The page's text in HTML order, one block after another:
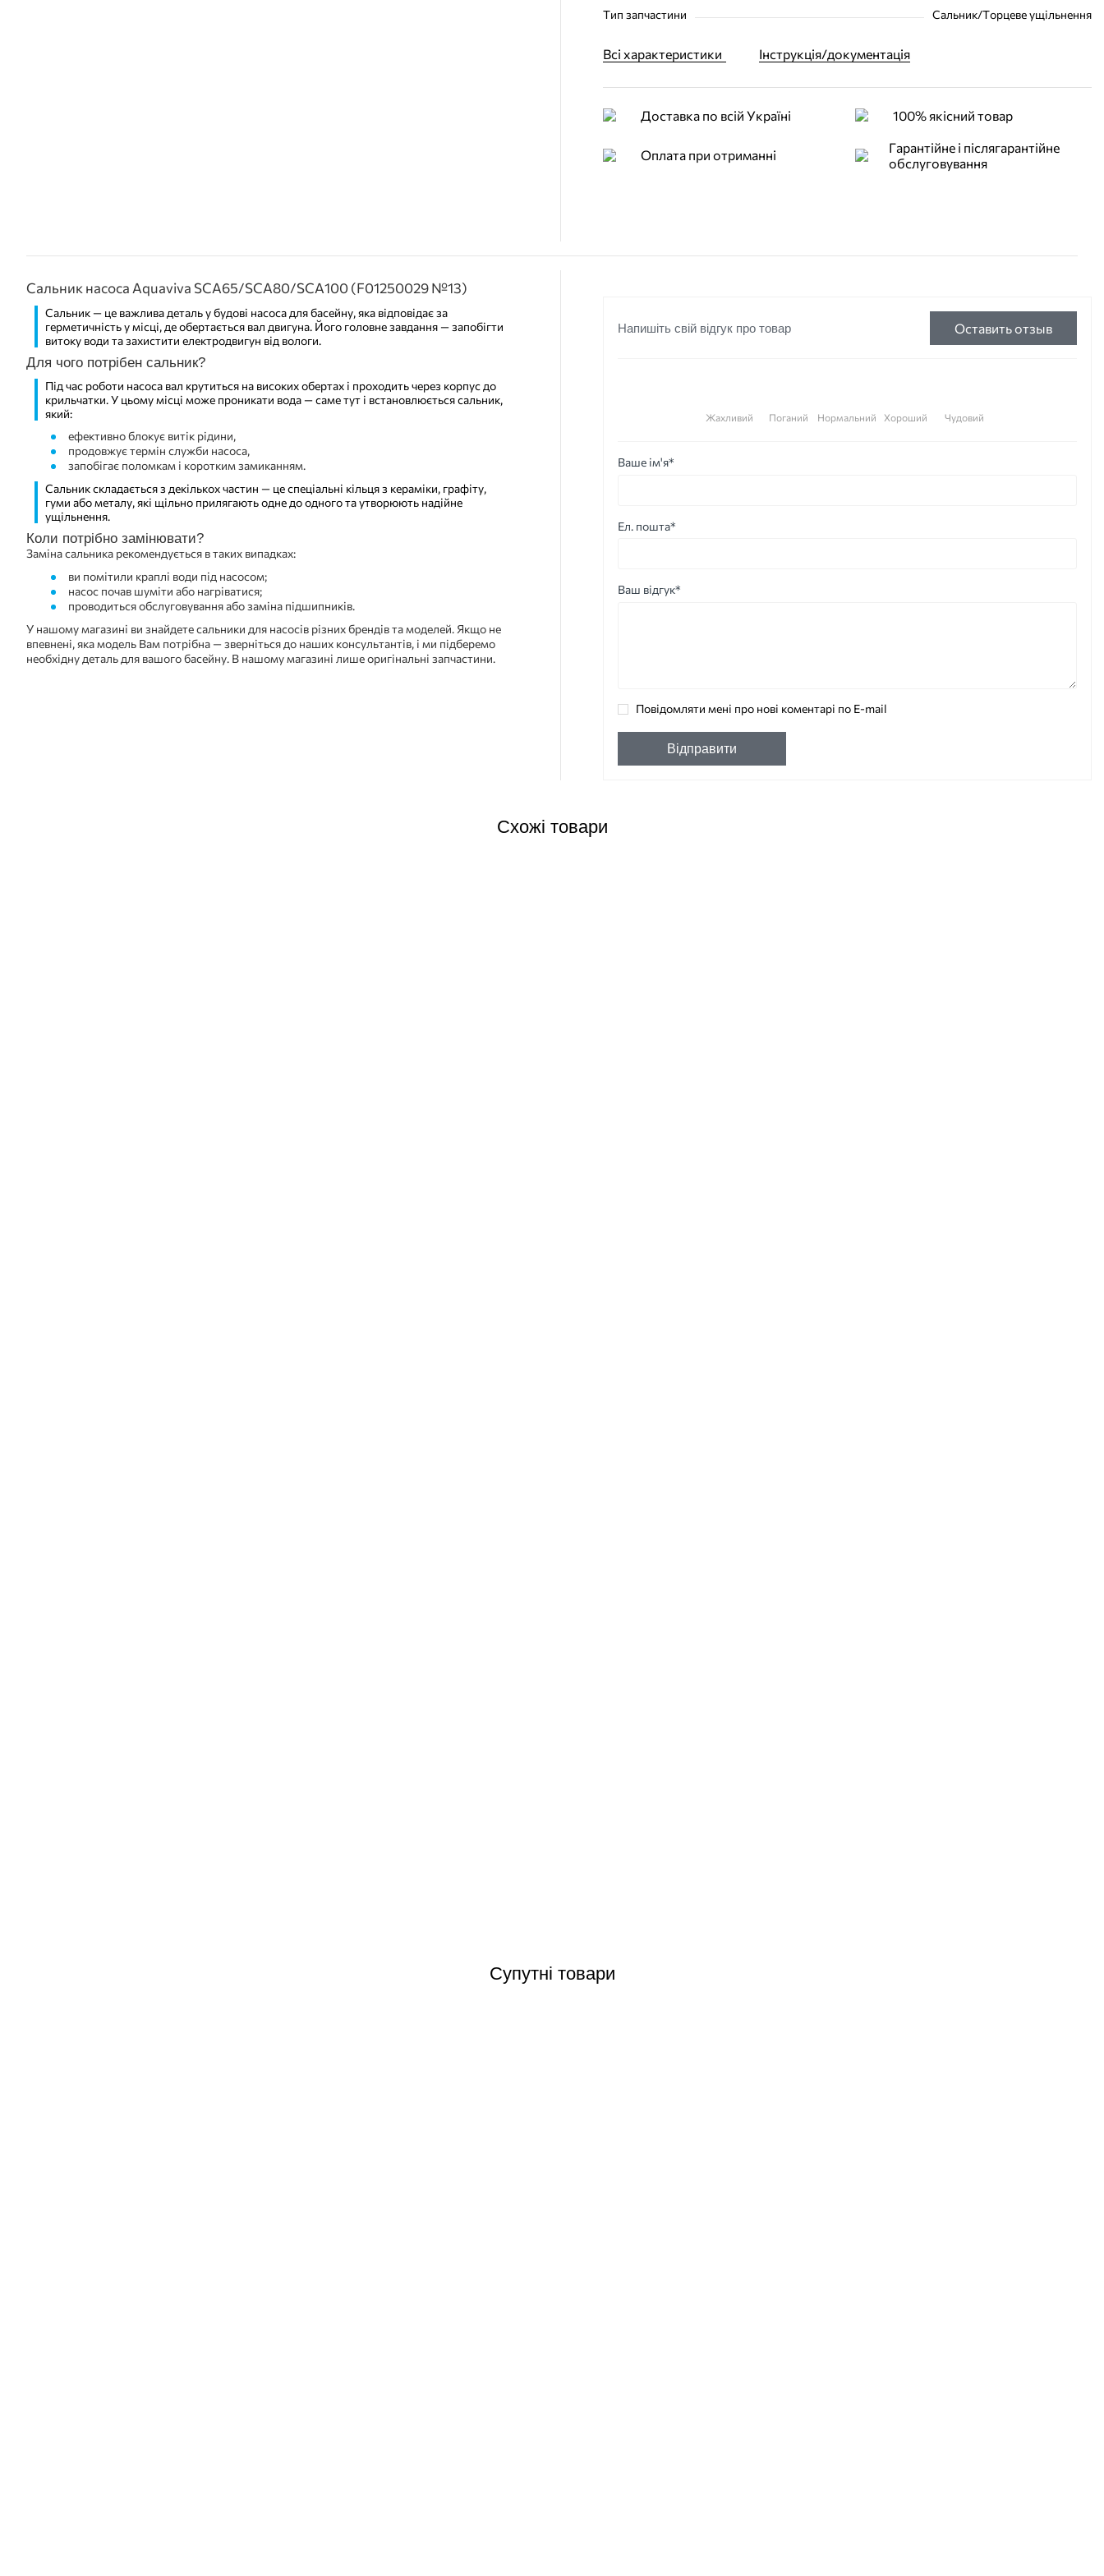
Тип запчастини Сальник/Торцеве ущільнення
Всі характеристики Інструкція/документація
Доставка по всій Україні 100% якісний товар
Оплата при отриманні
Гарантійне і післягарантійне
обслуговування
Сальник насоса Aquaviva SCA65/SCA80/SCA100 (F01250029 №13)
Сальник — це важлива деталь у будові насоса для басейну, яка відповідає за
герметичність у місці, де обертається вал двигуна. Його головне завдання — запобігти
витоку води та захистити електродвигун від вологи.
Для чого потрібен сальник?
Під час роботи насоса вал крутиться на високих обертах і проходить через корпус до
крильчатки. У цьому місці може проникати вода — саме тут і встановлюється сальник,
який:
ефективно блокує витік рідини,
продовжує термін служби насоса,
запобігає поломкам і коротким замиканням.
Сальник складається з декількох частин — це спеціальні кільця з кераміки, графіту,
гуми або металу, які щільно прилягають одне до одного та утворюють надійне
ущільнення.
Коли потрібно замінювати?
Заміна сальника рекомендується в таких випадках:
ви помітили краплі води під насосом;
насос почав шуміти або нагріватися;
проводиться обслуговування або заміна підшипників.
У нашому магазині ви знайдете сальники для насосів різних брендів та моделей. Якщо не
впевнені, яка модель Вам потрібна — зверніться до наших консультантів, і ми підберемо
необхідну деталь для вашого басейну. В нашому магазині лише оригінальні запчастини.
Напишіть свій відгук про товар Оставить отзыв
Чудовий
Хороший
Нормальний
Поганий
Жахливий
Ваше ім'я*
Ел. пошта*
Ваш відгук*
Повідомляти мені про нові коментарі по E-mail
Відправити
Схожі товари
Супутні товари